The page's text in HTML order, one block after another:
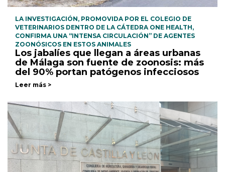
LA INVESTIGACIÓN, PROMOVIDA POR EL COLEGIO DE
VETERINARIOS DENTRO DE LA CÁTEDRA ONE HEALTH,
CONFIRMA UNA “INTENSA CIRCULACIÓN” DE AGENTES
ZOONÓSICOS EN ESTOS ANIMALES
Los jabalíes que llegan a áreas urbanas
de Málaga son fuente de zoonosis: más
del 90% portan patógenos infecciosos
Leer más >